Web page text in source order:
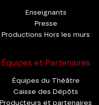
Enseignants
Presse
Productions Hors les murs
Équipes et Partenaires
Équipes du Théâtre
Caisse des Dépôts
Producteurs et partenaires